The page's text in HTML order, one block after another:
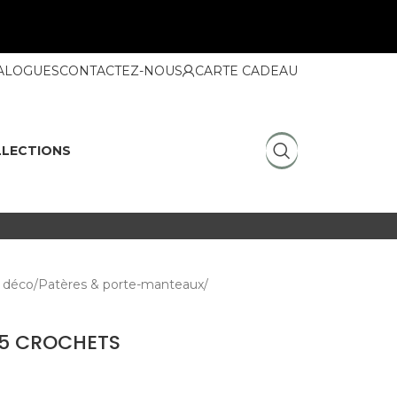
CONTACTEZ-NOUS CARTE CADEAU
Patères & porte-manteaux